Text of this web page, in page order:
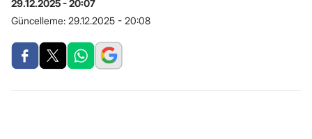
29.12.2025 - 20:07
Güncelleme: 29.12.2025 - 20:08